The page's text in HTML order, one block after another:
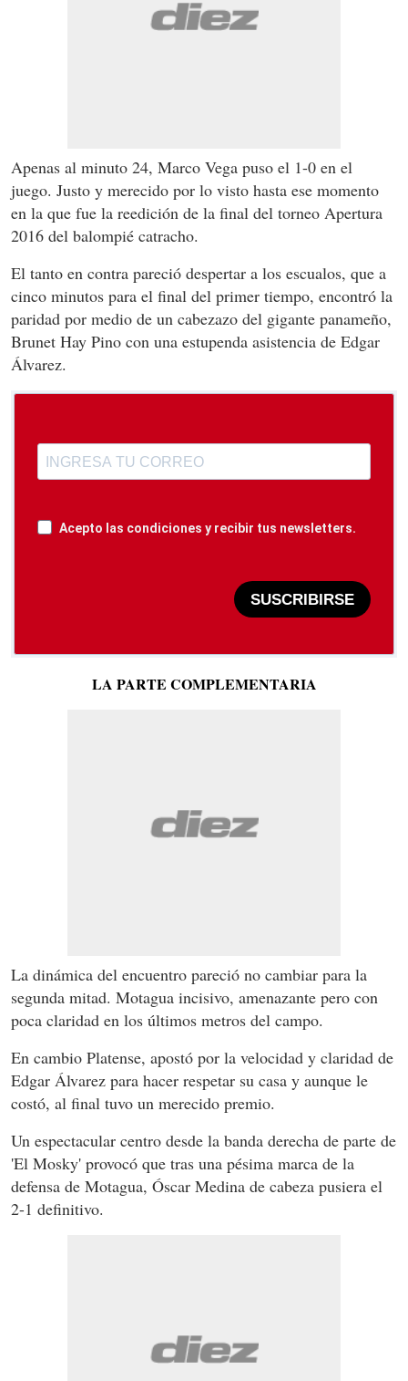
Apenas al minuto 24, Marco Vega puso el 1-0 en el
juego. Justo y merecido por lo visto hasta ese momento
en la que fue la reedición de la final del torneo Apertura
2016 del balompié catracho.
El tanto en contra pareció despertar a los escualos, que a
cinco minutos para el final del primer tiempo, encontró la
paridad por medio de un cabezazo del gigante panameño,
Brunet Hay Pino con una estupenda asistencia de Edgar
Álvarez.
Acepto las condiciones y recibir tus newsletters.
SUSCRIBIRSE
LA PARTE COMPLEMENTARIA
La dinámica del encuentro pareció no cambiar para la
segunda mitad. Motagua incisivo, amenazante pero con
poca claridad en los últimos metros del campo.
En cambio Platense, apostó por la velocidad y claridad de
Edgar Álvarez para hacer respetar su casa y aunque le
costó, al final tuvo un merecido premio.
Un espectacular centro desde la banda derecha de parte de
'El Mosky' provocó que tras una pésima marca de la
defensa de Motagua, Óscar Medina de cabeza pusiera el
2-1 definitivo.